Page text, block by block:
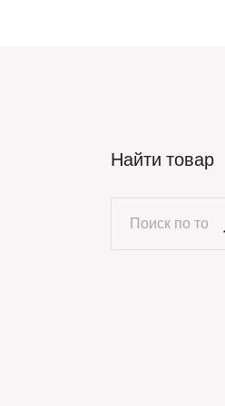
Найти товар